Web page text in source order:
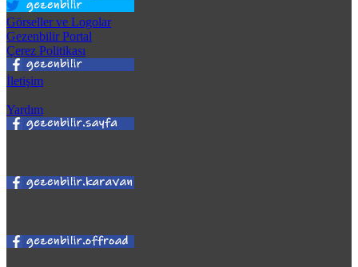
Görseller ve Logolar
Gezenbilir Portal
Çerez Politikası
İletişim
Yardım